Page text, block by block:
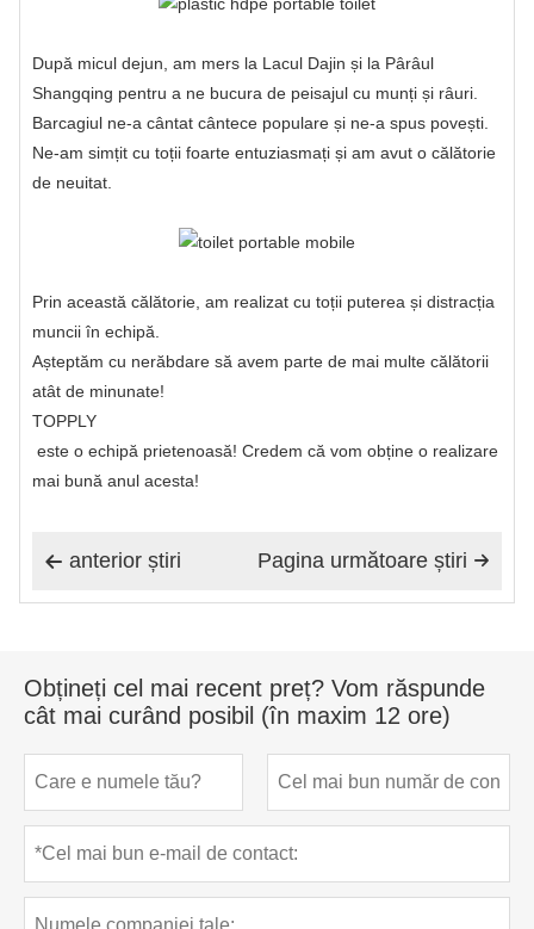
După micul dejun, am mers la Lacul Dajin și la Pârâul
Shangqing pentru a ne bucura de peisajul cu munți și râuri.
Barcagiul ne-a cântat cântece populare și ne-a spus povești.
Ne-am simțit cu toții foarte entuziasmați și am avut o călătorie
de neuitat.
Prin această călătorie, am realizat cu toții puterea și distracția
muncii în echipă.
Așteptăm cu nerăbdare să avem parte de mai multe călătorii
atât de minunate!
TOPPLY
este o echipă prietenoasă! Credem că vom obține o realizare
mai bună anul acesta!
 anterior știri 
Pagina următoare știri
Obțineți cel mai recent preț? Vom răspunde
cât mai curând posibil (în maxim 12 ore)